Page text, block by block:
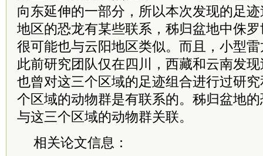
向东延伸的一部分，所以本次发现的足
地区的恐龙有某些联系，秭归盆地中侏
很可能也与云阳地区类似。而且，小型
此前研究团队仅在四川，西藏和云南发
也曾对这三个区域的足迹组合进行过研
个区域的动物群是有联系的。秭归盆地
与这三个区域的动物群关联。
相关论文信息：